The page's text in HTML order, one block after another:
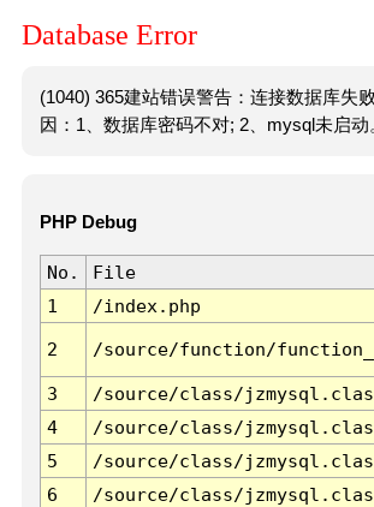
Database Error
(1040) 365建站错误警告：连接数据库失
因：1、数据库密码不对; 2、mysql未启动
PHP Debug
No. File
1
/index.php
2 /source/function/
3 /source/class/
4
/source/class/
5
/source/class/
6
/source/class/